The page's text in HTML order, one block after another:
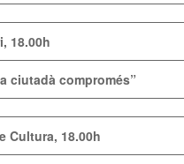
18.00h
ciutadà compromés”
Cultura, 18.00h